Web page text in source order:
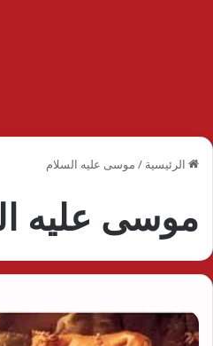
الرئيسية / موسى عليه السلام
موسى عليه